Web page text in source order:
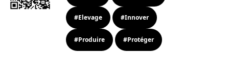
#Elevage #Innover
#Produire #Protéger